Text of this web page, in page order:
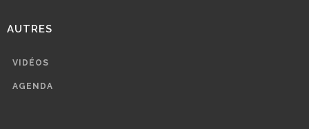
AUTRES
VIDÉOS
AGENDA